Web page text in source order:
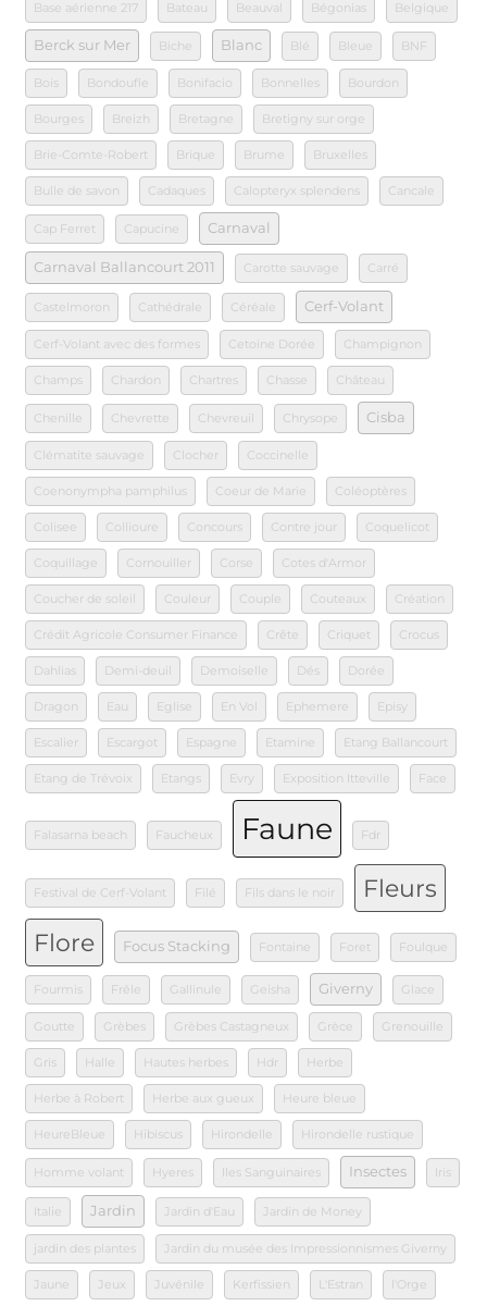
Base aérienne 217 Bateau Beauval Bégonias Belgique
Berck sur Mer Biche Blanc Blé Bleue BNF
Bois Bondoufle Bonifacio Bonnelles Bourdon
Bourges Breizh Bretagne Bretigny sur orge
Brie-Comte-Robert Brique Brume Bruxelles
Bulle de savon Cadaques Calopteryx splendens Cancale
Cap Ferret Capucine Carnaval
Carnaval Ballancourt 2011 Carotte sauvage Carré
Castelmoron Cathédrale Céréale Cerf-Volant
Cerf-Volant avec des formes Cetoine Dorée Champignon
Champs Chardon Chartres Chasse Château
Chenille Chevrette Chevreuil Chrysope Cisba
Clématite sauvage Clocher Coccinelle
Coenonympha pamphilus Coeur de Marie Coléoptères
Colisee Collioure Concours Contre jour Coquelicot
Coquillage Cornouiller Corse Cotes d'Armor
Coucher de soleil Couleur Couple Couteaux Création
Crédit Agricole Consumer Finance Crête Criquet Crocus
Dahlias Demi-deuil Demoiselle Dés Dorée
Dragon Eau Eglise En Vol Ephemere Episy
Escalier Escargot Espagne Etamine Etang Ballancourt
Etang de Trévoix Etangs Evry Exposition Itteville Face
Falasarna beach Faucheux Faune Fdr
Festival de Cerf-Volant Filé Fils dans le noir
Fleurs
Flore
Focus Stacking Fontaine Foret Foulque
Fourmis Frêle Gallinule Geisha Giverny Glace
Goutte Grèbes Grèbes Castagneux Grèce Grenouille
Gris Halle Hautes herbes Hdr Herbe
Herbe à Robert Herbe aux gueux Heure bleue
HeureBleue Hibiscus Hirondelle Hirondelle rustique
Homme volant Hyeres Iles Sanguinaires Insectes Iris
Italie Jardin Jardin d'Eau Jardin de Money
jardin des plantes Jardin du musée des Impressionnismes Giverny
Jaune Jeux Juvénile Kerfissien L'Estran l'Orge